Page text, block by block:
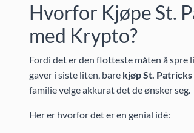
Hvorfor Kjøpe St.
med Krypto?
Fordi det er den flotteste måten å
gaver i siste liten, bare kjøp St.
familie velge akkurat det de ønsker seg.
Her er hvorfor det er en genial idé: